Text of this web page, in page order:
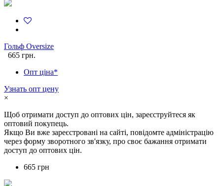
Гольф Oversize
665 грн.
Опт ціна*
Узнать опт цену
×
Щоб отримати доступ до оптових цін, зареєструйтеся як
оптовий покупець.
Якщо Ви вже зареєстровані на сайті, повідомте адміністрацію
через форму зворотного зв'язку, про своє бажання отримати
доступ до оптових цін.
665 грн